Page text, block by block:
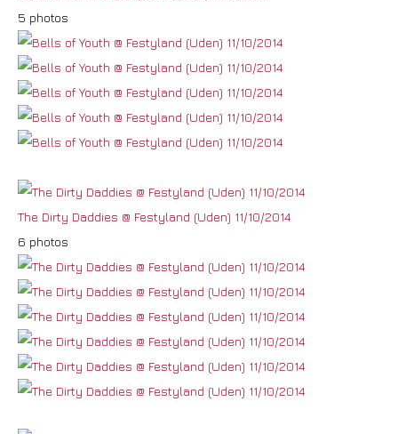
5 photos
The Dirty Daddies @ Festyland (Uden) 11/10/2014
6 photos